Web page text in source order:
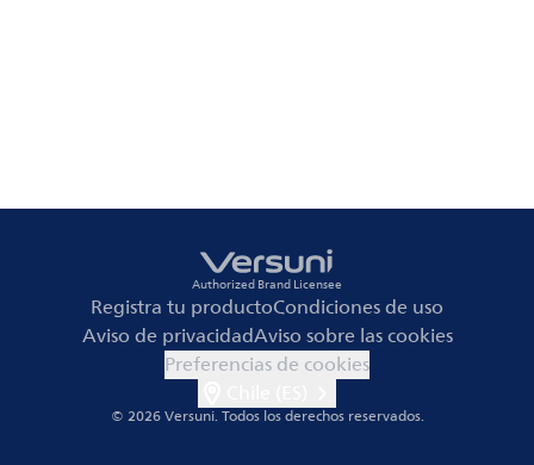
Authorized Brand Licensee
Registra tu productoCondiciones de uso
Aviso de privacidadAviso sobre las cookies
Preferencias de cookies
© 2026 Versuni.Todos los derechos reservados.